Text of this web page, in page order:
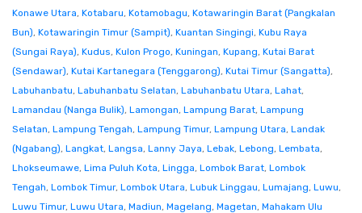
Konawe Utara, Kotabaru, Kotamobagu, Kotawaringin Barat (Pangkalan
Bun), Kotawaringin Timur (Sampit), Kuantan Singingi, Kubu Raya
(Sungai Raya), Kudus, Kulon Progo, Kuningan, Kupang, Kutai Barat
(Sendawar), Kutai Kartanegara (Tenggarong), Kutai Timur (Sangatta),
Labuhanbatu, Labuhanbatu Selatan, Labuhanbatu Utara, Lahat,
Lamandau (Nanga Bulik), Lamongan, Lampung Barat, Lampung
Selatan, Lampung Tengah, Lampung Timur, Lampung Utara, Landak
(Ngabang), Langkat, Langsa, Lanny Jaya, Lebak, Lebong, Lembata,
Lhokseumawe, Lima Puluh Kota, Lingga, Lombok Barat, Lombok
Tengah, Lombok Timur, Lombok Utara, Lubuk Linggau, Lumajang, Luwu,
Luwu Timur, Luwu Utara, Madiun, Magelang, Magetan, Mahakam Ulu